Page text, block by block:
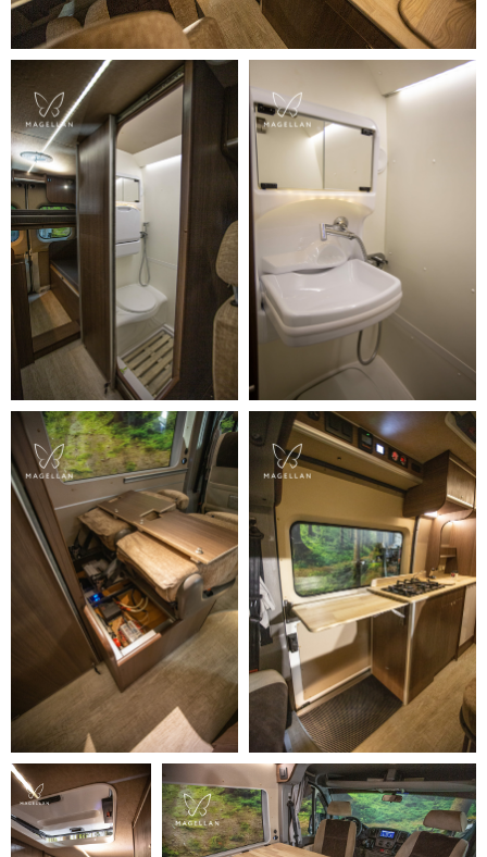
Проект разработан с заботой о здоровье
жильцов и чистоте окружающей среды:
используем только экологически чистые
материалы и процесс строительства
максимально бережен к природе
MAGELLAN
КОМПЛЕКТАЦИЯ АВТОДОМА: